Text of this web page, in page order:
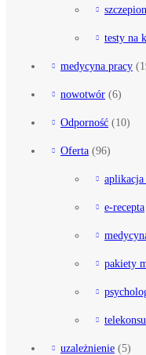
testy na
medycyna pracy
nowotwór (6)
Odporność (10)
Oferta (96)
e-recepta
pakiety
uzależnienie (5)